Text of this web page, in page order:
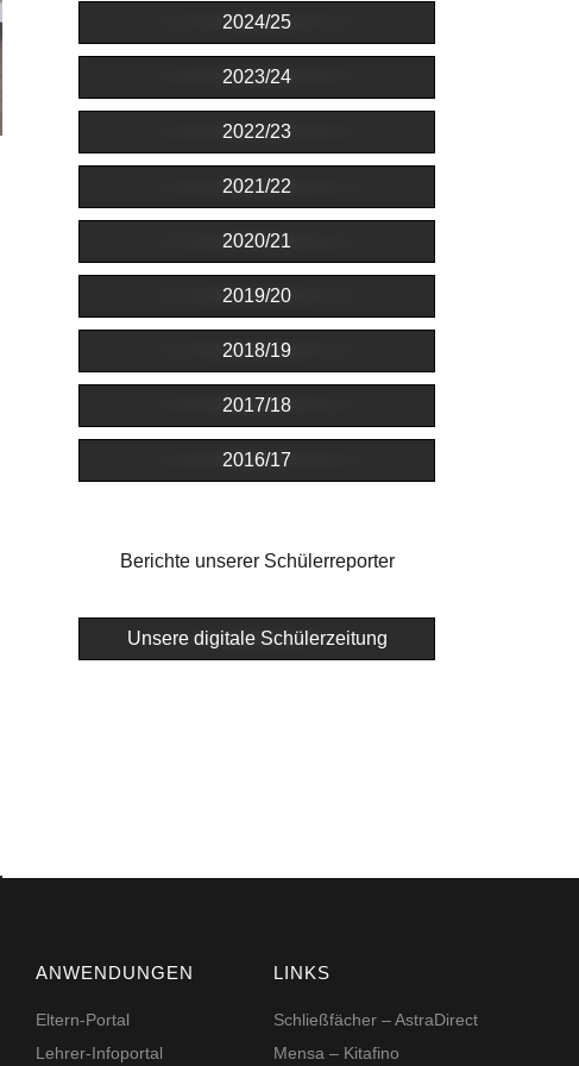
2024/25
2023/24
2022/23
2021/22
2020/21
2019/20
2018/19
2017/18
2016/17
Berichte unserer Schülerreporter
Unsere digitale Schülerzeitung
ANWENDUNGEN
Eltern-Portal
Lehrer-Infoportal
LINKS
Schließfächer – AstraDirect
Mensa – Kitafino